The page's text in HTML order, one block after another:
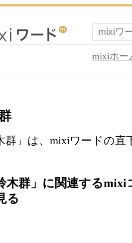
mixiホー
群」は、mixiワードの直
木群」に関連する
る